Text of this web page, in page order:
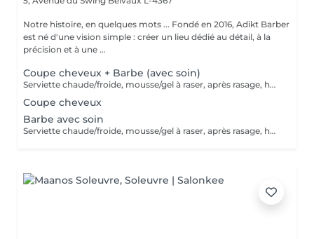
Notre histoire, en quelques mots ... Fondé en 2016, Adikt Barber
est né d'une vision simple : créer un lieu dédié au détail, à la
précision et à une ...
Coupe cheveux + Barbe (avec soin)
Serviette chaude/froide, mousse/gel à raser, après rasage, huile/balm à barbe et wax/gel
Coupe cheveux
Barbe avec soin
Serviette chaude/froide, mousse/gel à raser, après rasage, huile/balm à barbe et wax/gel